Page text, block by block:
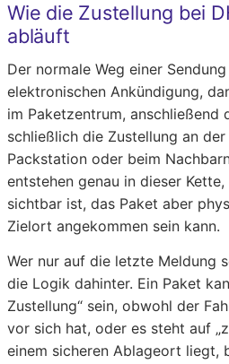
Wie die Zustellung bei
abläuft
Der normale Weg einer
elektronischen Ankündigung,
im Paketzentrum, anschließend
schließlich die Zustellung an
Packstation oder beim
entstehen genau in dieser
sichtbar ist, das Paket aber
Zielort angekommen sein kann.
Wer nur auf die letzte Meldung
die Logik dahinter. Ein Paket
Zustellung“ sein, obwohl der
vor sich hat, oder es steht auf
einem sicheren Ablageort liegt,